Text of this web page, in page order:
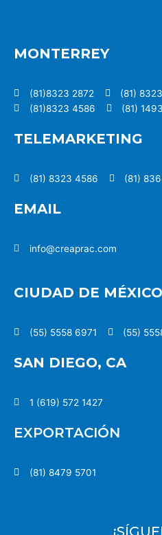
MONTERREY
(81)8323 2872 (81)
(81)8323 4586
(81)
TELEMARKETING
(81) 8323 4586 (81)
EMAIL
info@creaprac.com
CIUDAD DE MÉXICO
(55) 5558 6971 (55)
SAN DIEGO, CA
1 (619) 572 1427
EXPORTACIÓN
(81) 8479 5701